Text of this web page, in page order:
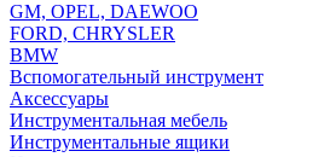
GM, OPEL, DAEWOO
FORD, CHRYSLER
BMW
Вспомогательный инструмент
Аксессуары
Инструментальная мебель
Инструментальные ящики